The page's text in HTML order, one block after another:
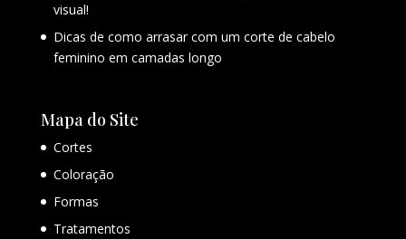
visual!
Dicas de como arrasar com um corte de cabelo
feminino em camadas longo
Mapa do Site
Cortes
Coloração
Formas
Tratamentos